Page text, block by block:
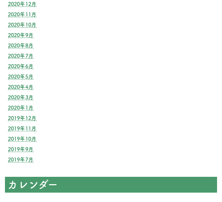
2020年12月
2020年11月
2020年10月
2020年9月
2020年8月
2020年7月
2020年6月
2020年5月
2020年4月
2020年3月
2020年1月
2019年12月
2019年11月
2019年10月
2019年9月
2019年7月
カレンダー